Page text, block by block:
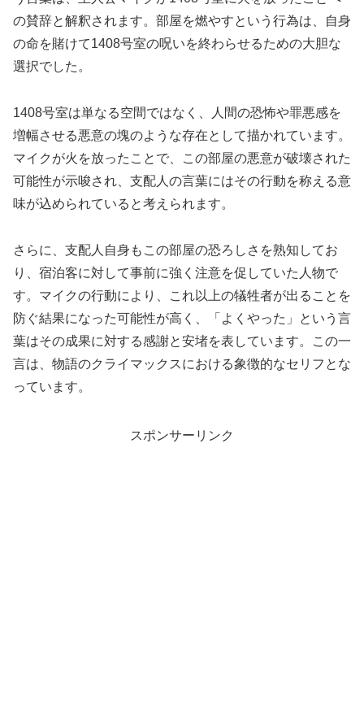
の賛辞と解釈されます。部屋を燃やすという行為は、自身
の命を賭けて1408号室の呪いを終わらせるための大胆な
選択でした。
1408号室は単なる空間ではなく、人間の恐怖や罪悪感を
増幅させる悪意の塊のような存在として描かれています。
マイクが火を放ったことで、この部屋の悪意が破壊された
可能性が示唆され、支配人の言葉にはその行動を称える意
味が込められていると考えられます。
さらに、支配人自身もこの部屋の恐ろしさを熟知してお
り、宿泊客に対して事前に強く注意を促していた人物で
す。マイクの行動により、これ以上の犠牲者が出ることを
防ぐ結果になった可能性が高く、「よくやった」という言
葉はその成果に対する感謝と安堵を表しています。この一
言は、物語のクライマックスにおける象徴的なセリフとな
っています。
スポンサーリンク